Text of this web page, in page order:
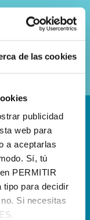
de las cookies
publicidad
web para
a aceptarlas
Sí, tú
PERMITIR
tipo para decidir
Si necesitas
de